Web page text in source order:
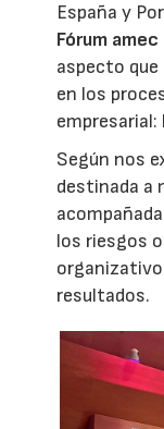
España y
Fórum
aspecto que
en los
Según nos
destinada a
los riesgos
resultados.